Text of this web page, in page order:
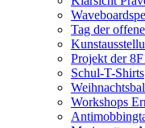
Tag der
Projekt der
Schul-T-Shirts
Workshops